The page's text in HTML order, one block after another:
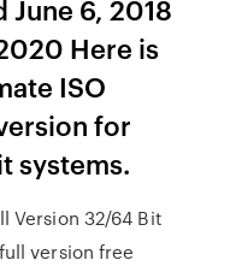
June 6, 2018
Here is
ISO
for
systems.
Version 32/64 Bit
version free